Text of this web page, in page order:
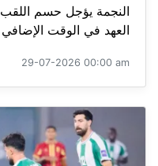
النجمة يؤجل حسم اللقب
العهد في الوقت الإضافي 2-1، في الجولة ال...
29-07-2026 00:00 am